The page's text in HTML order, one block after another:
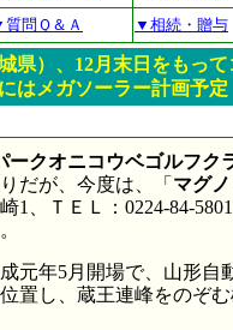
問Ｑ＆Ａ ▼相続・贈与
県）、12月末日をもっ
はメガソーラー計画予定
ークオニコウベゴルフク
だが、今度は、「 マグ
1、ＴＥＬ：0224-84-
元年5月開場で、山形自
置し、蔵王連峰をのぞ